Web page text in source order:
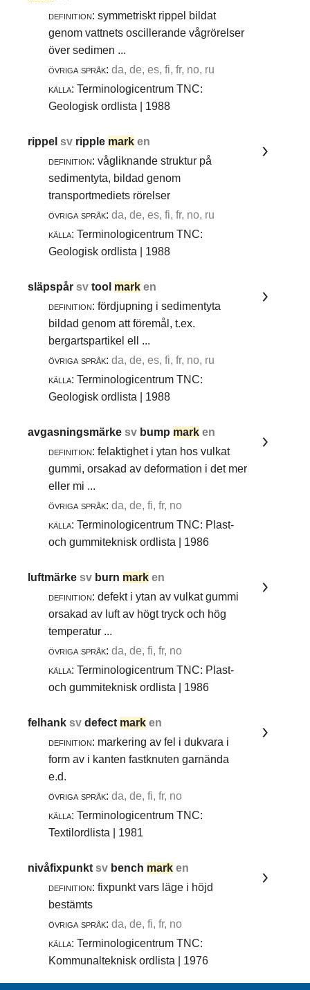
definition: symmetriskt rippel bildat
genom vattnets oscillerande vågrörelser
över sedimen ...
övriga språk: da, de, es, fi, fr, no, ru
källa: Terminologicentrum TNC:
Geologisk ordlista | 1988
rippelsv ripple mark en
definition: vågliknande struktur på
sedimentyta, bildad genom
transportmediets rörelser
övriga språk: da, de, es, fi, fr, no, ru
källa: Terminologicentrum TNC:
Geologisk ordlista | 1988
släpspårsvtool mark en
definition: fördjupning i sedimentyta
bildad genom att föremål, t.ex.
bergartspartikel ell ...
övriga språk: da, de, es, fi, fr, no, ru
källa: Terminologicentrum TNC:
Geologisk ordlista | 1988
avgasningsmärkesv bump mark en
definition: felaktighet i ytan hos vulkat
gummi, orsakad av deformation i det mer
eller mi ...
övriga språk: da, de, fi, fr, no
källa: Terminologicentrum TNC: Plast-
och gummiteknisk ordlista | 1986
luftmärkesv burn mark en
definition: defekt i ytan av vulkat gummi
orsakad av luft av högt tryck och hög
temperatur ...
övriga språk: da, de, fi, fr, no
källa: Terminologicentrum TNC: Plast-
och gummiteknisk ordlista | 1986
felhanksvdefect mark en
definition: markering av fel i dukvara i
form av i kanten fastknuten garnända
e.d.
övriga språk: da, de, fi, fr, no
källa: Terminologicentrum TNC:
Textilordlista | 1981
nivåfixpunktsv bench mark en
definition: fixpunkt vars läge i höjd
bestämts
övriga språk: da, de, fi, fr, no
källa: Terminologicentrum TNC:
Kommunalteknisk ordlista | 1976